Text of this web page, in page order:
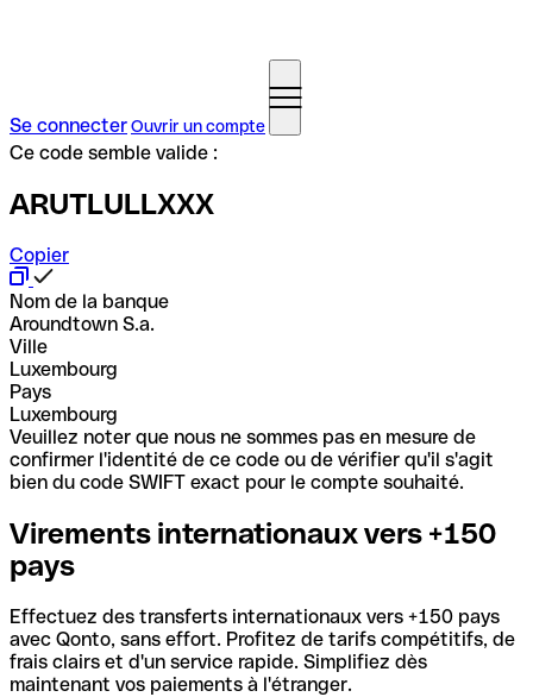
Se connecterOuvrir un compte
Ce code semble valide :
ARUTLULLXXX
Copier
Nom de la banque
Aroundtown S.a.
Ville
Luxembourg
Pays
Luxembourg
Veuillez noter que nous ne sommes pas en mesure de
confirmer l'identité de ce code ou de vérifier qu'il s'agit
bien du code SWIFT exact pour le compte souhaité.
Virements internationaux vers +150
pays
Effectuez des transferts internationaux vers +150 pays
avec Qonto, sans effort. Profitez de tarifs compétitifs, de
frais clairs et d'un service rapide. Simplifiez dès
maintenant vos paiements à l'étranger.